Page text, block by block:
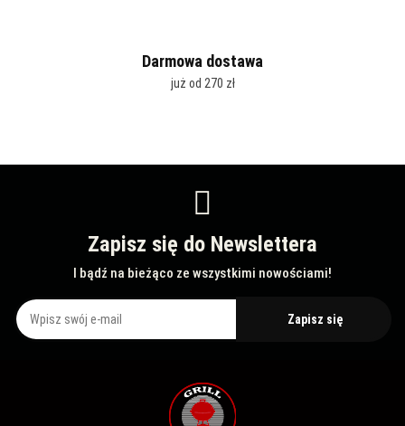
Darmowa dostawa
już od 270 zł
Zapisz się do Newslettera
I bądź na bieżąco ze wszystkimi nowościami!